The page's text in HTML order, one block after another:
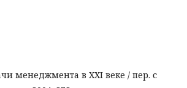
менеджмента в ХХІ веке / пер. с